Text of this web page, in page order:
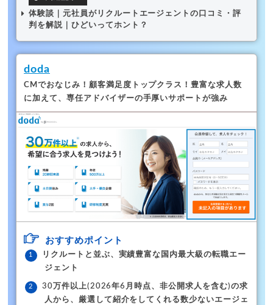
体験談｜元社員がリクルートエージェントの口コミ・評
判を解説｜ひどいってホント？
doda
CMでおなじみ！顧客満足度トップクラス！豊富な求人数
に加えて、専任アドバイザーの手厚いサポートが強み
おすすめポイント
リクルートと並ぶ、実績豊富な国内最大級の転職エー
ジェント
30万件以上(2026年6月時点、非公開求人を含む)の求
人から、厳選して紹介をしてくれる数少ないエージェ